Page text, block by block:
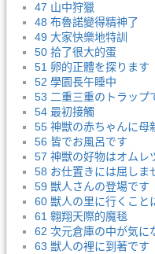
47 山中狩獵
48 布魯諾變得精神了
49 大家快樂地特訓
50 拾了很大的蛋
51 卵的正體を探ります
52 學園長午睡中
53 二重三重のトラップ
54 最初接觸
55 神獣の赤ちゃんに母
56 皆でお風呂です
57 神獣の好物はオムレ
58 お仕置きには屈しま
59 獣人さんの登場です
60 獣人の里に行くこと
61 翱翔天際的魔毯
62 次元倉庫の中が気に
63 獣人の裡に到著です